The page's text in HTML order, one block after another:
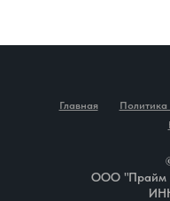
Главная Политика
ООО "Прайм